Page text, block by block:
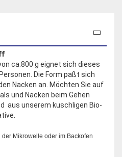
ca.800 g eignet sich dieses
Die Form paßt sich
Nacken an. Möchten Sie auf
und Nacken beim Gehen
aus unserem kuschligen Bio-
Mikrowelle oder im Backofen